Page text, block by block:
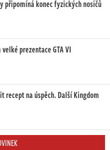
připomíná konec fyzických nosičů
prezentace GTA VI
recept na úspěch. Další Kingdom